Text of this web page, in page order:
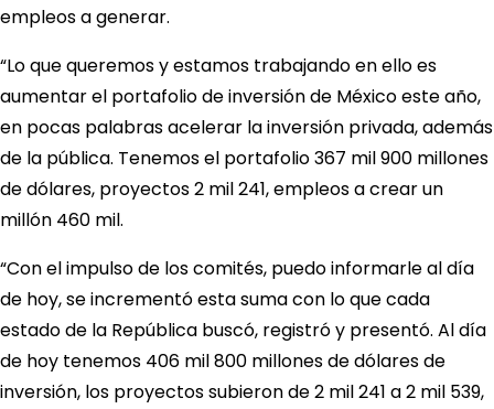
empleos a generar.
“Lo que queremos y estamos trabajando en ello es
aumentar el portafolio de inversión de México este año,
en pocas palabras acelerar la inversión privada, además
de la pública. Tenemos el portafolio 367 mil 900 millones
de dólares, proyectos 2 mil 241, empleos a crear un
millón 460 mil.
“Con el impulso de los comités, puedo informarle al día
de hoy, se incrementó esta suma con lo que cada
estado de la República buscó, registró y presentó. Al día
de hoy tenemos 406 mil 800 millones de dólares de
inversión, los proyectos subieron de 2 mil 241 a 2 mil 539,